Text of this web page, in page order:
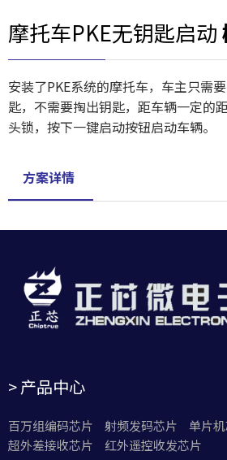
摩托车PKE无钥匙启动
安装了PKE系统的摩托车，车主只需
匙，不需要掏出钥匙，距车辆一定的
头锁，按下一键启动按钮启动车辆。
方案详情
> 产品中心
百万组编码芯片 射频发码芯片 单片
超外差接收芯片
红外遥控收发芯片